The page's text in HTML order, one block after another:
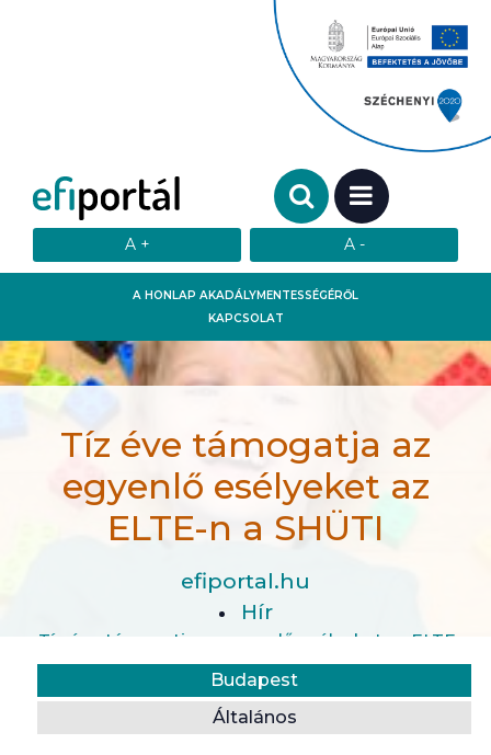
A HONLAP AKADÁLYMENTESSÉGÉRŐL
KAPCSOLAT
Keresendő szó:
MENÜ
Tíz éve támogatja az
egyenlő esélyeket az
ELTE-n a SHÜTI
efiportal.hu
Hír
Tíz éve támogatja az egyenlő esélyeket az ELTE-n a
Budapest
Általános